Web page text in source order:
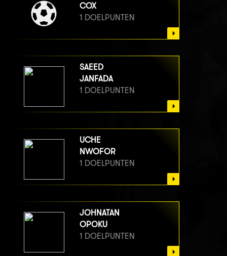
COX
1 DOELPUNTEN
SAEED
JANFADA
1 DOELPUNTEN
UCHE
NWOFOR
1 DOELPUNTEN
JOHNATAN
OPOKU
1 DOELPUNTEN